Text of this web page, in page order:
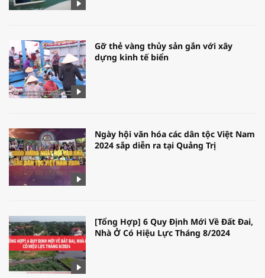
Gỡ thẻ vàng thủy sản gắn với xây
dựng kinh tế biển
Ngày hội văn hóa các dân tộc Việt Nam
2024 sắp diễn ra tại Quảng Trị
[Tổng Hợp] 6 Quy Định Mới Về Đất Đai,
Nhà Ở Có Hiệu Lực Tháng 8/2024